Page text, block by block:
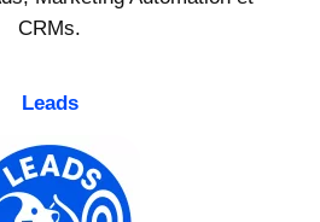
CRMs.
Leads